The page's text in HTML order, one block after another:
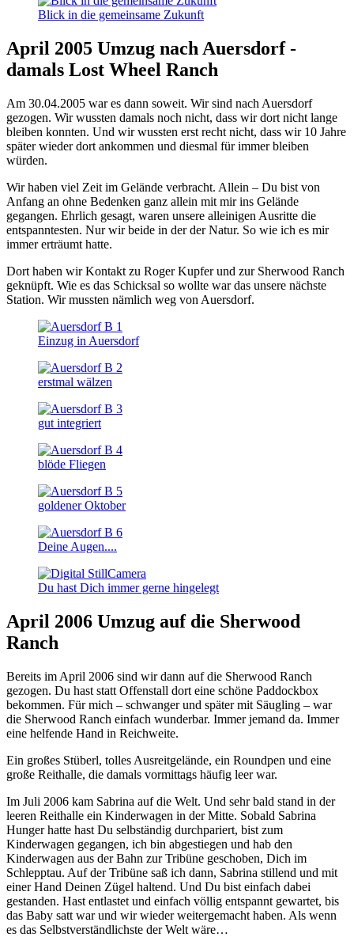
Blick in die gemeinsame Zukunft
April 2005 Umzug nach Auersdorf -
damals Lost Wheel Ranch
Am 30.04.2005 war es dann soweit. Wir sind nach Auersdorf
gezogen. Wir wussten damals noch nicht, dass wir dort nicht lange
bleiben konnten. Und wir wussten erst recht nicht, dass wir 10 Jahre
später wieder dort ankommen und diesmal für immer bleiben
würden.
Wir haben viel Zeit im Gelände verbracht. Allein – Du bist von
Anfang an ohne Bedenken ganz allein mit mir ins Gelände
gegangen. Ehrlich gesagt, waren unsere alleinigen Ausritte die
entspanntesten. Nur wir beide in der der Natur. So wie ich es mir
immer erträumt hatte.
Dort haben wir Kontakt zu Roger Kupfer und zur Sherwood Ranch
geknüpft. Wie es das Schicksal so wollte war das unsere nächste
Station. Wir mussten nämlich weg von Auersdorf.
Einzug in Auersdorf
erstmal wälzen
gut integriert
blöde Fliegen
goldener Oktober
Deine Augen....
Du hast Dich immer gerne hingelegt
April 2006 Umzug auf die Sherwood
Ranch
Bereits im April 2006 sind wir dann auf die Sherwood Ranch
gezogen. Du hast statt Offenstall dort eine schöne Paddockbox
bekommen. Für mich – schwanger und später mit Säugling – war
die Sherwood Ranch einfach wunderbar. Immer jemand da. Immer
eine helfende Hand in Reichweite.
Ein großes Stüberl, tolles Ausreitgelände, ein Roundpen und eine
große Reithalle, die damals vormittags häufig leer war.
Im Juli 2006 kam Sabrina auf die Welt. Und sehr bald stand in der
leeren Reithalle ein Kinderwagen in der Mitte. Sobald Sabrina
Hunger hatte hast Du selbständig durchpariert, bist zum
Kinderwagen gegangen, ich bin abgestiegen und hab den
Kinderwagen aus der Bahn zur Tribüne geschoben, Dich im
Schlepptau. Auf der Tribüne saß ich dann, Sabrina stillend und mit
einer Hand Deinen Zügel haltend. Und Du bist einfach dabei
gestanden. Hast entlastet und einfach völlig entspannt gewartet, bis
das Baby satt war und wir wieder weitergemacht haben. Als wenn
es das Selbstverständlichste der Welt wäre…